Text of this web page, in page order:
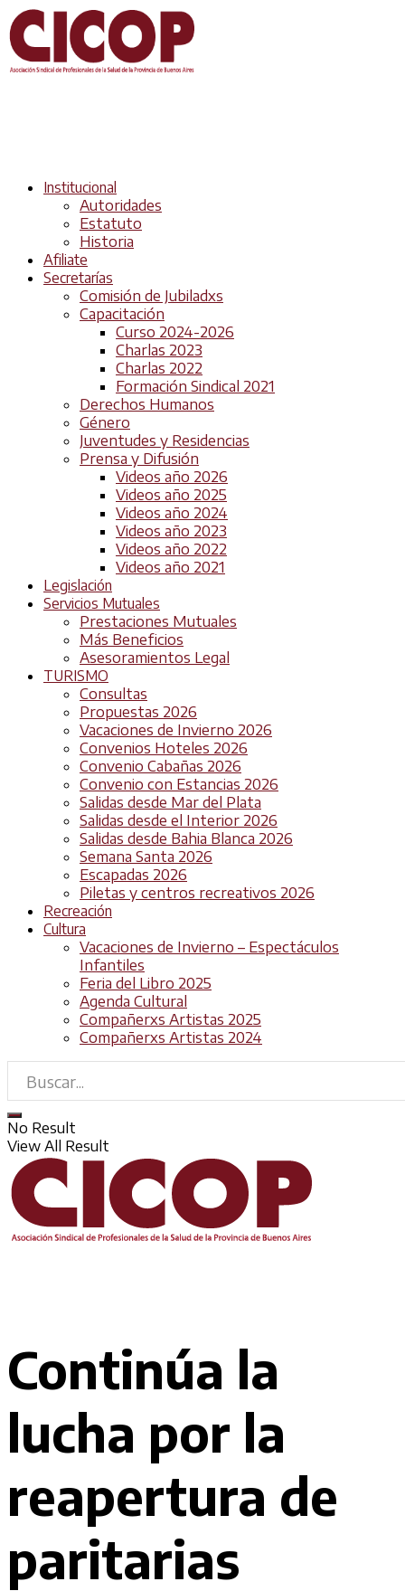
Institucional
Autoridades
Estatuto
Historia
Afiliate
Secretarías
Comisión de Jubiladxs
Capacitación
Curso 2024-2026
Charlas 2023
Charlas 2022
Formación Sindical 2021
Derechos Humanos
Género
Juventudes y Residencias
Prensa y Difusión
Videos año 2026
Videos año 2025
Videos año 2024
Videos año 2023
Videos año 2022
Videos año 2021
Legislación
Servicios Mutuales
Prestaciones Mutuales
Más Beneficios
Asesoramientos Legal
TURISMO
Consultas
Propuestas 2026
Vacaciones de Invierno 2026
Convenios Hoteles 2026
Convenio Cabañas 2026
Convenio con Estancias 2026
Salidas desde Mar del Plata
Salidas desde el Interior 2026
Salidas desde Bahia Blanca 2026
Semana Santa 2026
Escapadas 2026
Piletas y centros recreativos 2026
Recreación
Cultura
Vacaciones de Invierno – Espectáculos
Infantiles
Feria del Libro 2025
Agenda Cultural
Compañerxs Artistas 2025
Compañerxs Artistas 2024
No Result
View All Result
Continúa la
lucha por la
reapertura de
paritarias